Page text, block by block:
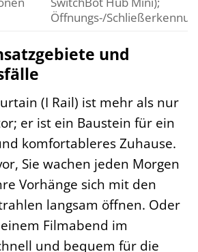
Öffnungs-/
und
(I Rail) ist mehr als nur
er ist ein Baustein für ein
komfortableres Zuhause.
Sie wachen jeden Morgen
Vorhänge sich mit den
langsam öffnen. Oder
Filmabend im
und bequem für die